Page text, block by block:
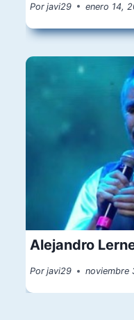
Por javi29 enero 14,
Alejandro
Por javi29 noviembre